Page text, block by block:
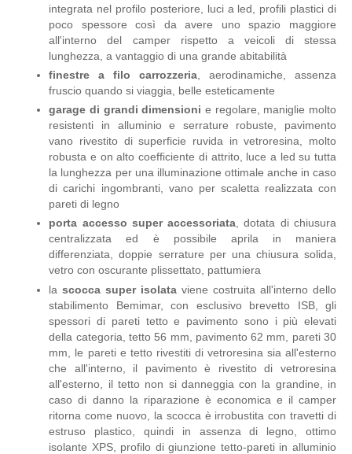
integrata nel profilo posteriore, luci a led, profili plastici di
poco spessore così da avere uno spazio maggiore
all'interno del camper rispetto a veicoli di stessa
lunghezza, a vantaggio di una grande abitabilità
finestre a filo carrozzeria , aerodinamiche, assenza
fruscio quando si viaggia, belle esteticamente
garage di grandi dimensioni e regolare, maniglie molto
resistenti in alluminio e serrature robuste, pavimento
vano rivestito di superficie ruvida in vetroresina, molto
robusta e on alto coefficiente di attrito, luce a led su tutta
la lunghezza per una illuminazione ottimale anche in caso
di carichi ingombranti, vano per scaletta realizzata con
pareti di legno
porta accesso super accessoriata, dotata di chiusura
centralizzata ed è possibile aprila in maniera
differenziata, doppie serrature per una chiusura solida,
vetro con oscurante plissettato, pattumiera
lascocca super isolata viene costruita all'interno dello
stabilimento Bemimar, con esclusivo brevetto ISB, gli
spessori di pareti tetto e pavimento sono i più elevati
della categoria, tetto 56 mm, pavimento 62 mm, pareti 30
mm, le pareti e tetto rivestiti di vetroresina sia all'esterno
che all'interno, il pavimento è rivestito di vetroresina
all'esterno, il tetto non si danneggia con la grandine, in
caso di danno la riparazione è economica e il camper
ritorna come nuovo, la scocca è irrobustita con travetti di
estruso plastico, quindi in assenza di legno, ottimo
isolante XPS, profilo di giunzione tetto-pareti in alluminio